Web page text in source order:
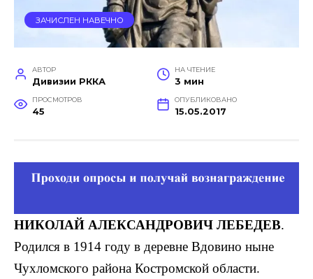
ЗАЧИСЛЕН НАВЕЧНО
АВТОР
Дивизии РККА
НА ЧТЕНИЕ
3 мин
ПРОСМОТРОВ
45
ОПУБЛИКОВАНО
15.05.2017
НИКОЛАЙ АЛЕКСАНДРОВИЧ ЛЕБЕДЕВ.
Родился в 1914 году в деревне Вдовино ныне
Чухломского района Костромской области.